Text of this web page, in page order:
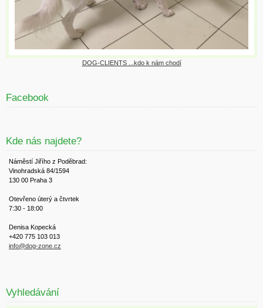
DOG-CLIENTS ...kdo k nám chodí
Facebook
Kde nás najdete?
Náměstí Jiřího z Poděbrad:
Vinohradská 84/1594
130 00 Praha 3
Otevřeno úterý a čtvrtek
7:30 - 18:00
Denisa Kopecká
+420 775 103 013
info@dog-zone.cz
Vyhledávání